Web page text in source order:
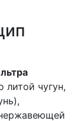
литой чугун,